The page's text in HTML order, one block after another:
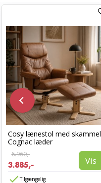
Cosy lænestol med skammel
Cognac læder
6.960,-
3.885,- Vis
Tilgængelig